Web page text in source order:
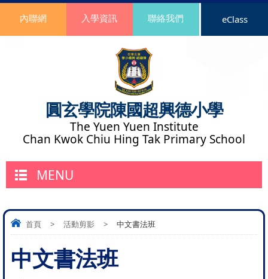
圓玄學院陳國超興德小學
The Yuen Yuen Institute
Chan Kwok Chiu Hing Tak Primary School
內聯網 入學資訊 聯絡我們 eClass
MENU
首頁 > 活動剪影 > 中文書法班
中文書法班